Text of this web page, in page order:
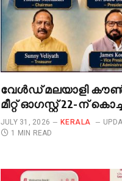
വേൾഡ് മലയാളി
മീറ്റ് ഓഗസ്റ്റ് 22-ന്
JULY 31, 2026 KERALA
1 MIN READ